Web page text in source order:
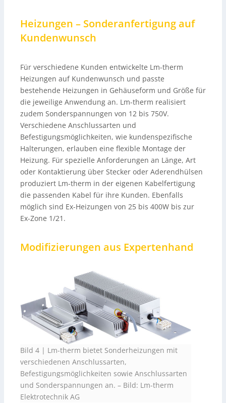
Heizungen – Sonderanfertigung auf
Kundenwunsch
Für verschiedene Kunden entwickelte Lm-therm
Heizungen auf Kundenwunsch und passte
bestehende Heizungen in Gehäuseform und Größe für
die jeweilige Anwendung an. Lm-therm realisiert
zudem Sonderspannungen von 12 bis 750V.
Verschiedene Anschlussarten und
Befestigungsmöglichkeiten, wie kundenspezifische
Halterungen, erlauben eine flexible Montage der
Heizung. Für spezielle Anforderungen an Länge, Art
oder Kontaktierung über Stecker oder Aderendhülsen
produziert Lm-therm in der eigenen Kabelfertigung
die passenden Kabel für ihre Kunden. Ebenfalls
möglich sind Ex-Heizungen von 25 bis 400W bis zur
Ex-Zone 1/21.
Modifizierungen aus Expertenhand
Bild 4 | Lm-therm bietet Sonderheizungen mit
verschiedenen Anschlussarten,
Befestigungsmöglichkeiten sowie Anschlussarten
und Sonderspannungen an. – Bild: Lm-therm
Elektrotechnik AG